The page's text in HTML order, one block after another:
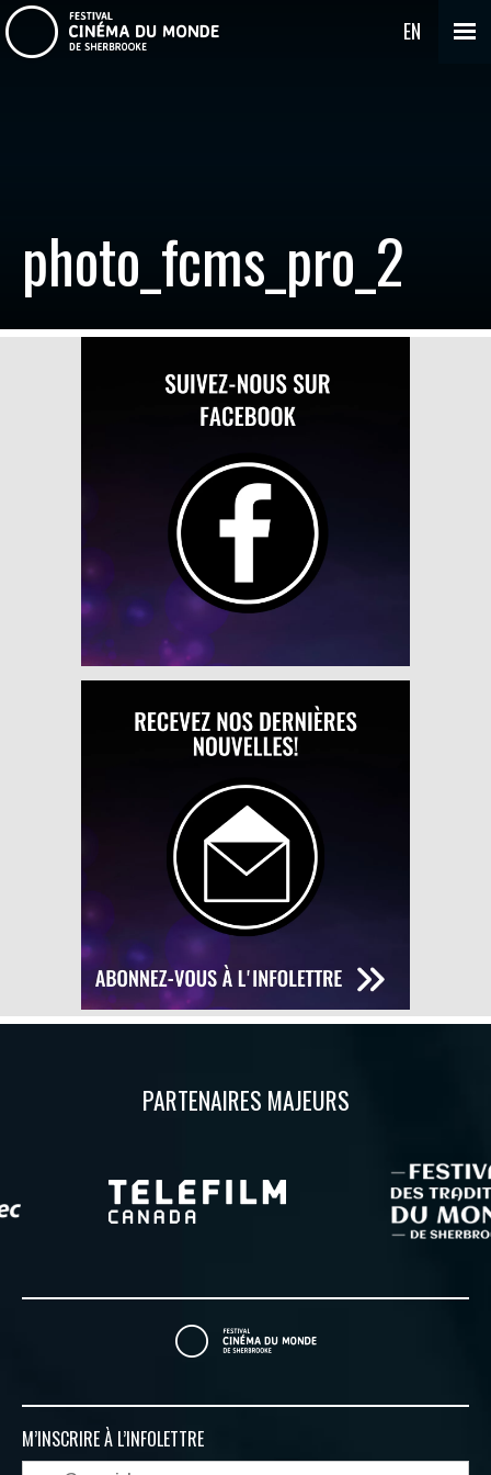
EN
photo_fcms_pro_2
PARTENAIRES MAJEURS
M’INSCRIRE À L’INFOLETTRE